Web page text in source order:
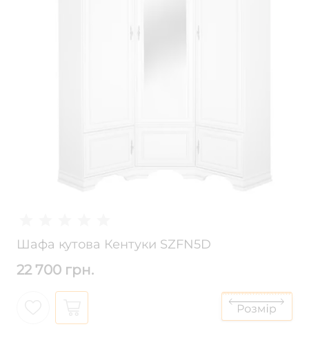
Шафа кутова Кентуки SZFN5D
22 700 грн.